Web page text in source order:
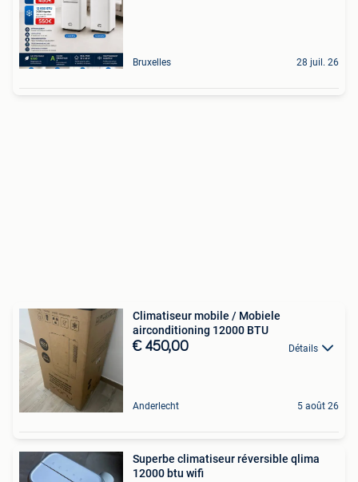
Bruxelles 28 juil. 26
Climatiseur mobile / Mobiele
airconditioning 12000 BTU
€ 450,00 Détails
Anderlecht 5 août 26
Superbe climatiseur réversible qlima
12000 btu wifi